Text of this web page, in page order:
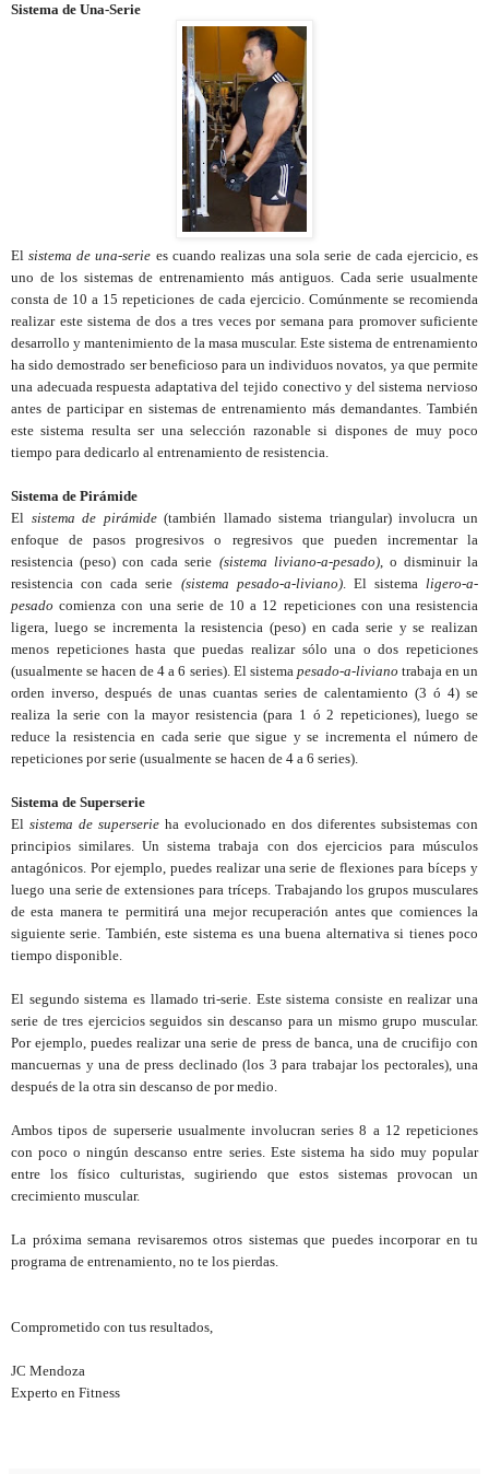
Sistema de Una-Serie
Elsistema de una-serie es cuando realizas una sola serie de cada ejercicio, es
uno de los sistemas de entrenamiento más antiguos. Cada serie usualmente
consta de 10 a 15 repeticiones de cada ejercicio. Comúnmente se recomienda
realizar este sistema de dos a tres veces por semana para promover suficiente
desarrollo y mantenimiento de la masa muscular. Este sistema de entrenamiento
ha sido demostrado ser beneficioso para un individuos novatos, ya que permite
una adecuada respuesta adaptativa del tejido conectivo y del sistema nervioso
antes de participar en sistemas de entrenamiento más demandantes. También
este sistema resulta ser una selección razonable si dispones de muy poco
tiempo para dedicarlo al entrenamiento de resistencia.
Sistema de Pirámide
El sistema de pirámide(también llamado sistema triangular) involucra un
enfoque de pasos progresivos o regresivos que pueden incrementar la
resistencia (peso) con cada serie (sistema liviano-a-pesado), o disminuir la
resistencia con cada serie (sistema pesado-a-liviano). El sistema ligero-a-
pesado comienza con una serie de 10 a 12 repeticiones con una resistencia
ligera, luego se incrementa la resistencia (peso) en cada serie y se realizan
menos repeticiones hasta que puedas realizar sólo una o dos repeticiones
(usualmente se hacen de 4 a 6 series). El sistema pesado-a-liviano trabaja en un
orden inverso, después de unas cuantas series de calentamiento (3 ó 4) se
realiza la serie con la mayor resistencia (para 1 ó 2 repeticiones), luego se
reduce la resistencia en cada serie que sigue y se incrementa el número de
repeticiones por serie (usualmente se hacen de 4 a 6 series).
Sistema de Superserie
El sistema de superserie ha evolucionado en dos diferentes subsistemas con
principios similares. Un sistema trabaja con dos ejercicios para músculos
antagónicos. Por ejemplo, puedes realizar una serie de flexiones para bíceps y
luego una serie de extensiones para tríceps. Trabajando los grupos musculares
de esta manera te permitirá una mejor recuperación antes que comiences la
siguiente serie. También, este sistema es una buena alternativa si tienes poco
tiempo disponible.
El segundo sistema es llamado tri-serie. Este sistema consiste en realizar una
serie de tres ejercicios seguidos sin descanso para un mismo grupo muscular.
Por ejemplo, puedes realizar una serie de press de banca, una de crucifijo con
mancuernas y una de press declinado (los 3 para trabajar los pectorales), una
después de la otra sin descanso de por medio.
Ambos tipos de superserie usualmente involucran series 8 a 12 repeticiones
con poco o ningún descanso entre series. Este sistema ha sido muy popular
entre los físico culturistas, sugiriendo que estos sistemas provocan un
crecimiento muscular.
La próxima semana revisaremos otros sistemas que puedes incorporar en tu
programa de entrenamiento, no te los pierdas.
Comprometido con tus resultados,
JC Mendoza
Experto en Fitness